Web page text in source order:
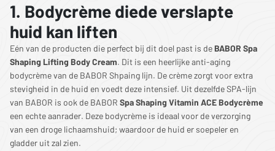
1. Bodycrème diede verslapte
huid kan liften
Eén van de producten die perfect bij dit doel past is deBABOR Spa
Shaping Lifting Body Cream. Dit is een heerlijke anti-aging
bodycrème van de BABOR Shpaing lijn. De crème zorgt voor extra
stevigheid in de huid en voedt deze intensief. Uit dezelfde SPA-lijn
van BABOR is ook de BABOR Spa Shaping Vitamin ACE Bodycrème
een echte aanrader. Deze bodycrème is ideaal voor de verzorging
van een droge lichaamshuid; waardoor de huid er soepeler en
gladder uit zal zien.